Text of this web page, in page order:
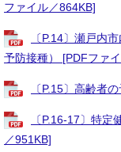
ファイル／864KB]
〔P.14〕瀬戸内
予防接種） [PDFファ
〔P.15〕高齢者
〔P.16-17〕特
／951KB]